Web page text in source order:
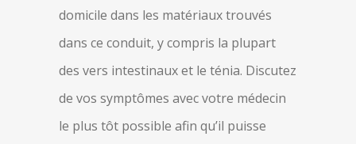
domicile dans les matériaux trouvés
dans ce conduit, y compris la plupart
des vers intestinaux et le ténia. Discutez
de vos symptômes avec votre médecin
le plus tôt possible afin qu’il puisse